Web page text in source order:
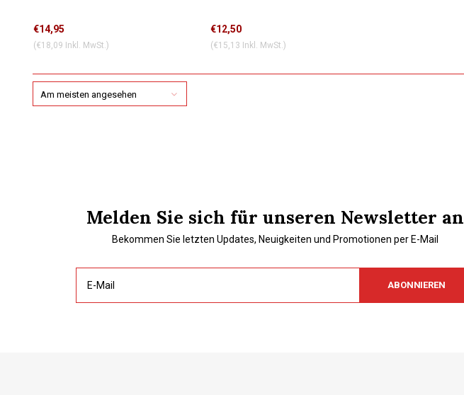
€14,95
(€18,09 Inkl. MwSt.)
€12,50
(€15,13 Inkl. MwSt.)
Am meisten angesehen
Melden Sie sich für unseren Newsletter an
Bekommen Sie letzten Updates, Neuigkeiten und Promotionen per E-Mail
ABONNIEREN